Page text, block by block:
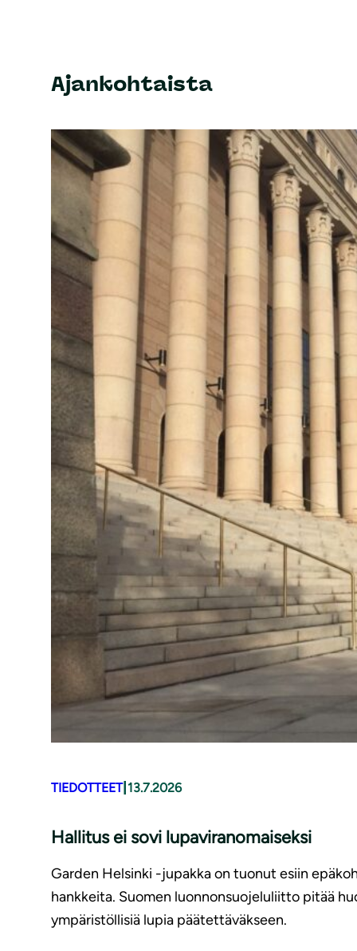
Ajankohtaista
TIEDOTTEET| 13.7.2026
Hallitus ei sovi lupaviranomaiseksi
Garden Helsinki -jupakka on tuonut esiin
hankkeita. Suomen luonnonsuojeluliitto pitää
ympäristöllisiä lupia päätettäväkseen.